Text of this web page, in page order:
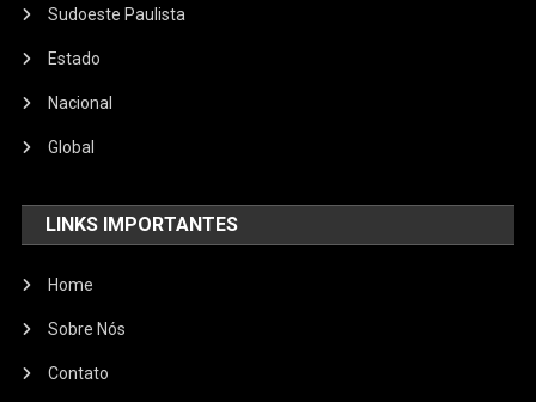
Sudoeste Paulista
Estado
Nacional
Global
LINKS IMPORTANTES
Home
Sobre Nós
Contato